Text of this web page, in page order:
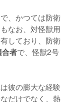
、かつては防衛
なお、対怪獣用
しており、防衛
者で、怪獣2号
彼の膨大な経験
だけでなく、熱